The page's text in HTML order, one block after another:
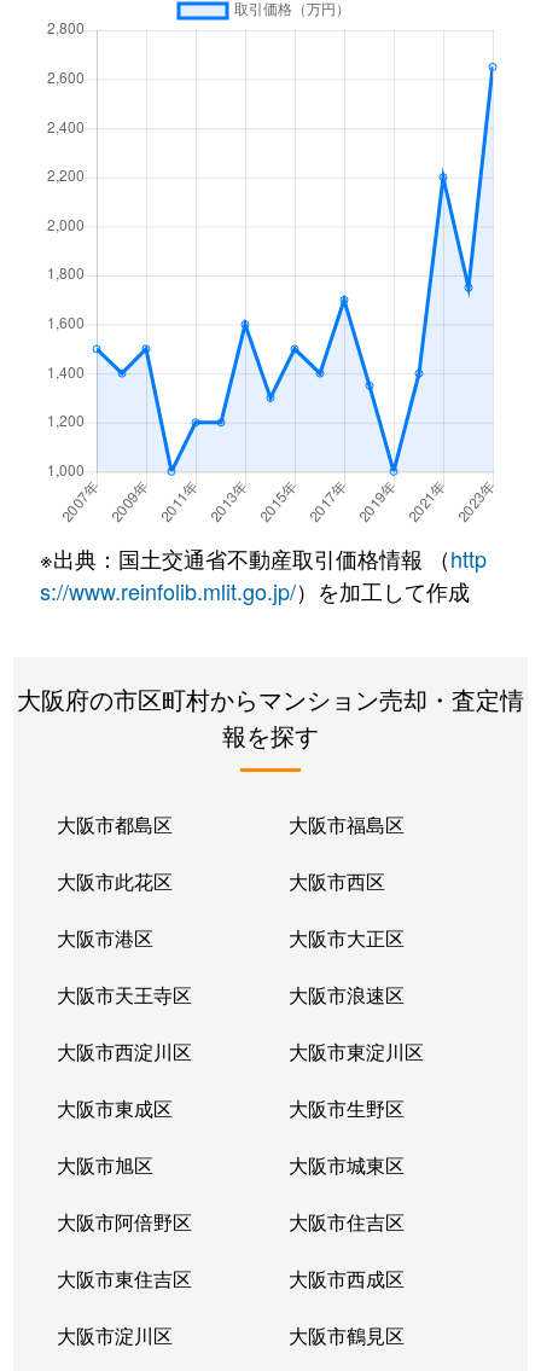
※出典：国土交通省不動産取引価格情報 （http
s://www.reinfolib.mlit.go.jp/）を加工して作成
大阪府の市区町村からマンション売却・査定情
報を探す
大阪市都島区 大阪市福島区
大阪市此花区 大阪市西区
大阪市港区 大阪市大正区
大阪市天王寺区 大阪市浪速区
大阪市西淀川区 大阪市東淀川区
大阪市東成区 大阪市生野区
大阪市旭区 大阪市城東区
大阪市阿倍野区 大阪市住吉区
大阪市東住吉区 大阪市西成区
大阪市淀川区 大阪市鶴見区